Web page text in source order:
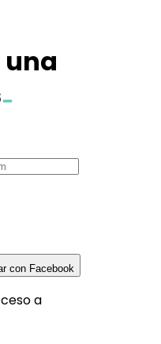
una
con Facebook
a